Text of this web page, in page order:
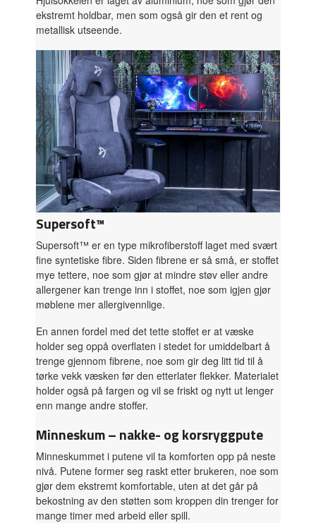
ekstremt holdbar, men som også gir den et rent og
metallisk utseende.
Supersoft™
Supersoft™ er en type mikrofiberstoff laget med svært
fine syntetiske fibre. Siden fibrene er så små, er stoffet
mye tettere, noe som gjør at mindre støv eller andre
allergener kan trenge inn i stoffet, noe som igjen gjør
møblene mer allergivennlige.
En annen fordel med det tette stoffet er at væske
holder seg oppå overflaten i stedet for umiddelbart å
trenge gjennom fibrene, noe som gir deg litt tid til å
tørke vekk væsken før den etterlater flekker. Materialet
holder også på fargen og vil se friskt og nytt ut lenger
enn mange andre stoffer.
Minneskum – nakke- og korsryggpute
Minneskummet i putene vil ta komforten opp på neste
nivå. Putene former seg raskt etter brukeren, noe som
gjør dem ekstremt komfortable, uten at det går på
bekostning av den støtten som kroppen din trenger for
mange timer med arbeid eller spill.